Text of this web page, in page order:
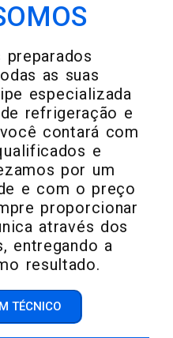
as suas
especializada
refrigeração e
contará com
e
por um
e com o preço
proporcionar
através dos
entregando a
resultado.
TÉCNICO